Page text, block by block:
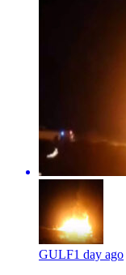
GULF1 day ago